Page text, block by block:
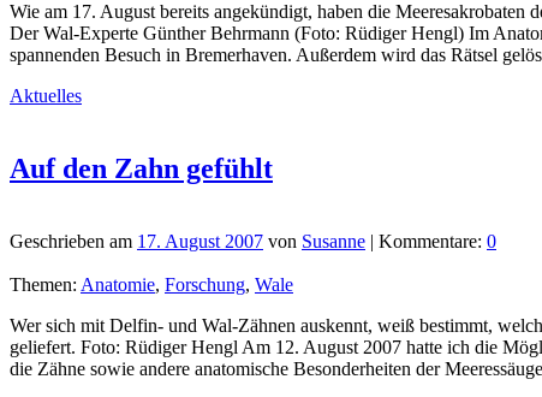
Wie am 17. August bereits angekündigt, haben die Meeresakrobaten
Der Wal-Experte Günther Behrmann (Foto: Rüdiger Hengl) Im
spannenden Besuch in Bremerhaven. Außerdem wird das Rätsel
Aktuelles
Auf den Zahn gefühlt
Geschrieben am 17. August 2007 von Susanne | Kommentare: 0
Themen: Anatomie, Forschung, Wale
Wer sich mit Delfin- und Wal-Zähnen auskennt, weiß bestimmt,
geliefert. Foto: Rüdiger Hengl Am 12. August 2007 hatte ich die
die Zähne sowie andere anatomische Besonderheiten der